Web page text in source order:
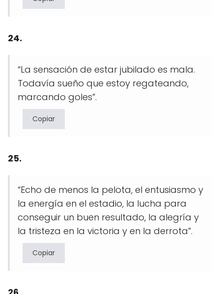
24.
“La sensación de estar jubilado es mala.
Todavía sueño que estoy regateando,
marcando goles”.
Copiar
25.
“Echo de menos la pelota, el entusiasmo y
la energía en el estadio, la lucha para
conseguir un buen resultado, la alegría y
la tristeza en la victoria y en la derrota”.
Copiar